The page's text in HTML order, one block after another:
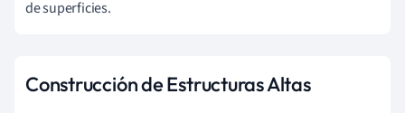
de superficies.
Construcción de Estructuras Altas